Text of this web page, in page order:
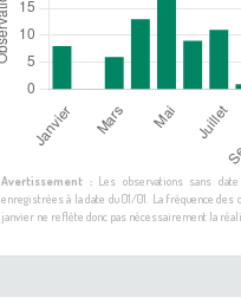
Avertissement :Les observations sans
enregistrées à la date du 01/01. La fréquence des
janvier ne reflète donc pas nécessairement la